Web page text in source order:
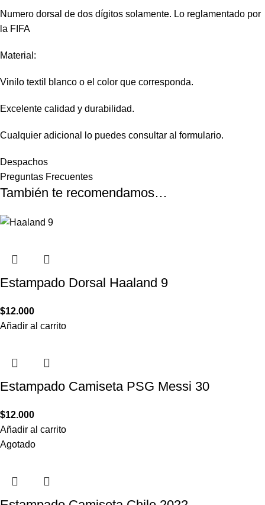
Numero dorsal de dos dígitos solamente. Lo reglamentado por
la FIFA
Material:
Vinilo textil blanco o el color que corresponda.
Excelente calidad y durabilidad.
Cualquier adicional lo puedes consultar al formulario.
Despachos
Preguntas Frecuentes
También te recomendamos…
Estampado Dorsal Haaland 9
$12.000
Añadir al carrito
Estampado Camiseta PSG Messi 30
$12.000
Añadir al carrito
Agotado